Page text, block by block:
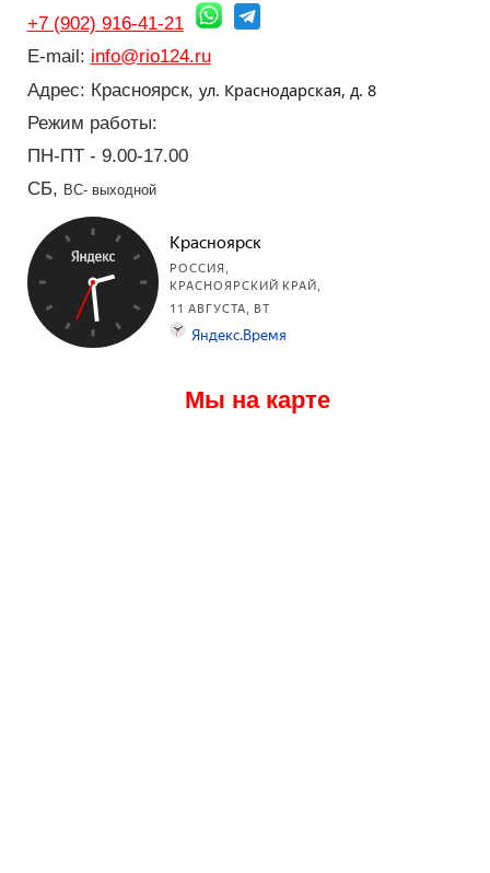
+7 (902) 916-41-21
E-mail: info@rio124.ru
Адрес: Красноярск, ул. Краснодарская, д. 8
Режим работы:
ПН-ПТ - 9.00-17.00
СБ, ВС- выходной
Мы на карте